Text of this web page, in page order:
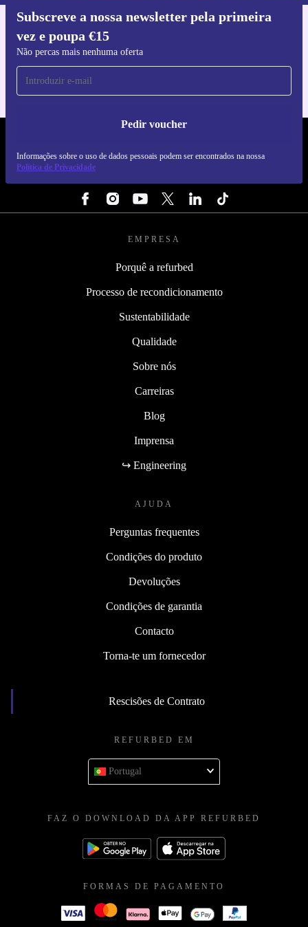
Subscreve a nossa newsletter pela primeira
vez e poupa €15
Faz o download da app refurbed
Para iOS e Android
REFURBED PORTUGAL - RETHINK NEW.
SEGUE-NOS
Porquê a refurbed
Processo de recondicionamento
Sustentabilidade
Qualidade
Sobre nós
Carreiras
Blog
Imprensa
↪ Engineering
Perguntas frequentes
Condições do produto
Devoluções
Condições de garantia
Contacto
Torna-te um fornecedor
Rescisões de Contrato
Portugal